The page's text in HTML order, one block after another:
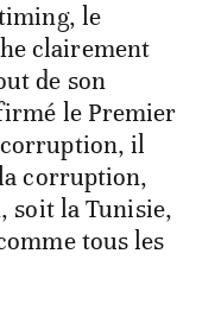
le
clairement
de son
le Premier
il
la corruption,
soit la Tunisie,
tous les